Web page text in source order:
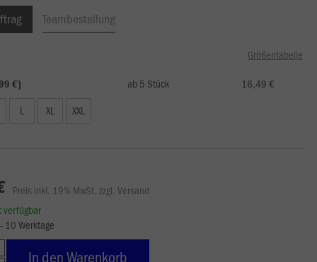
Teambestellung
Größentabelle
€) ab 5 Stück
16,49 €
L
XL XXL
Preis inkl. 19% MwSt. zzgl. Versand
verfügbar
10 Werktage
In den Warenkorb